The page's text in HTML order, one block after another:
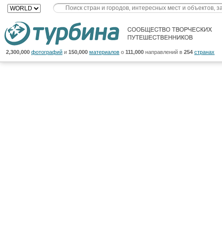
2,300,000 фотографий и 150,000 материалов о 111,000 направлений в 254 странах